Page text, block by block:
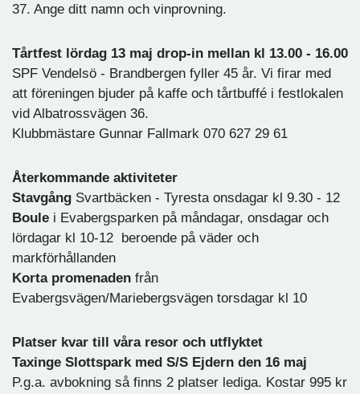
37. Ange ditt namn och vinprovning.
Tårtfest lördag 13 maj drop-in mellan kl 13.00 - 16.00
SPF Vendelsö - Brandbergen fyller 45 år. Vi firar med
att föreningen bjuder på kaffe och tårtbuffé i festlokalen
vid Albatrossvägen 36.
Klubbmästare Gunnar Fallmark 070 627 29 61
Återkommande aktiviteter
Stavgång Svartbäcken - Tyresta onsdagar kl 9.30 - 12
Boule i Evabergsparken på måndagar, onsdagar och
lördagar kl 10-12 beroende på väder och
markförhållanden
Korta promenaden från
Evabergsvägen/Mariebergsvägen torsdagar kl 10
Platser kvar till våra resor och utflyktet
Taxinge Slottspark med S/S Ejdern den 16 maj
P.g.a. avbokning så finns 2 platser lediga. Kostar 995 kr